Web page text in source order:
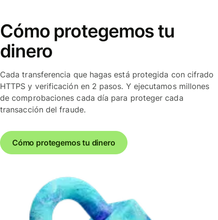
Cómo protegemos tu
dinero
Cada transferencia que hagas está protegida con cifrado
HTTPS y verificación en 2 pasos. Y ejecutamos millones
de comprobaciones cada día para proteger cada
transacción del fraude.
Cómo protegemos tu dinero